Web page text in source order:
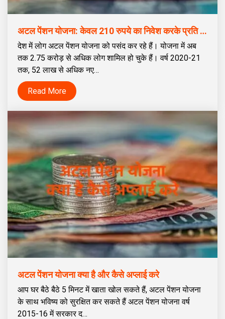
अटल पेंशन योजना: केवल 210 रुपये का निवेश करके प्रति माह 5,000 रुपये की मासिक पेंशन का प्रबंधन करें, 2.75 करोड़ लोग इसका लाभ उठा रहे हैं
देश में लोग अटल पेंशन योजना को पसंद कर रहे हैं। योजना में अब
तक 2.75 करोड़ से अधिक लोग शामिल हो चुके हैं। वर्ष 2020-21
तक, 52 लाख से अधिक नए…
Read More
अटल पेंशन योजना क्या है और कैसे अप्लाई करे
आप घर बैठे बैठे 5 मिनट में खाता खोल सकते हैं, अटल पेंशन योजना
के साथ भविष्य को सुरक्षित कर सकते हैं अटल पेंशन योजना वर्ष
2015-16 में सरकार द…